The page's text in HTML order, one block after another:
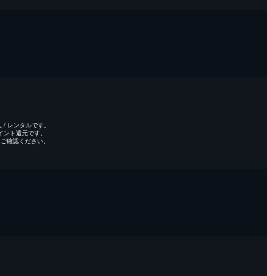
レンタルです。
ト還元です。
確認ください。